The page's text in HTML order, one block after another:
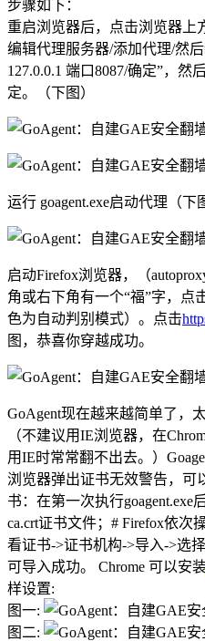
步骤如下：
重启浏览器后，点击浏览器上
编辑代理服务器/添加代理/然
127.0.0.1 端口8087/确定”，然
定。（下图）
运行 goagent.exe启动代理（下
启动Firefox浏览器，（
角或右下角有一个“福”字，点
色为自动判别模式）。点击
图，恭喜你穿越成功。
GoAgent现在越来越简单了，
（不建议用IE浏览器，在
用IE时常常翻不出去。）
浏览器弹出证书无效警告，可
书：在第一次执行goagent.exe
ca.crt证书文件；# Firefox依次
看证书->证书机构->导入->选
可导入成功。 Chrome 可以安
样设置:
图一:
图二: